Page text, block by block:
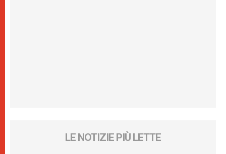
LE NOTIZIE PIÙ LETTE